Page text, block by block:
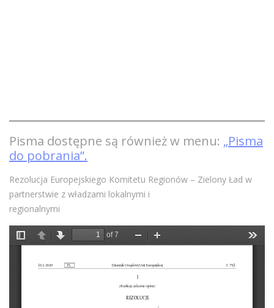
Pisma dostępne są również w menu: „Pisma
do pobrania”.
Rezolucja Europejskiego Komitetu Regionów – Zielony Ład w
partnerstwie z władzami lokalnymi i
regionalnymi